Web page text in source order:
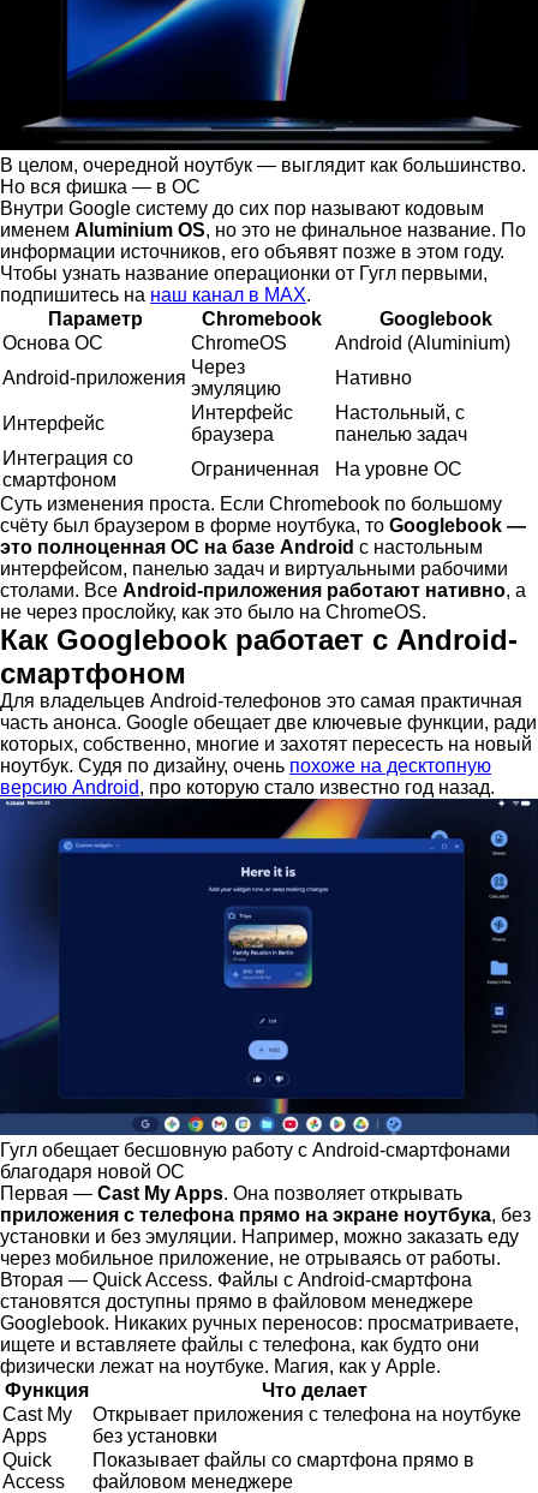
В целом, очередной ноутбук — выглядит как большинство.
Но вся фишка — в ОС
Внутри Google систему до сих пор называют кодовым
именем Aluminium OS, но это не финальное название. По
информации источников, его объявят позже в этом году.
Чтобы узнать название операционки от Гугл первыми,
подпишитесь на наш канал в MAX.
Параметр
Chromebook
Googlebook
Основа ОС
ChromeOS
Android (Aluminium)
Android-приложения
Через
эмуляцию
Нативно
Интерфейс
Интерфейс
браузера
Настольный, с
панелью задач
Интеграция со
смартфоном
Ограниченная
На уровне ОС
Суть изменения проста. Если Chromebook по большому
счёту был браузером в форме ноутбука, то Googlebook —
это полноценная ОС на базе Android с настольным
интерфейсом, панелью задач и виртуальными рабочими
столами. Все Android-приложения работают нативно, а
не через прослойку, как это было на ChromeOS.
Как Googlebook работает с Android-
смартфоном
Для владельцев Android-телефонов это самая практичная
часть анонса. Google обещает две ключевые функции, ради
которых, собственно, многие и захотят пересесть на новый
ноутбук. Судя по дизайну, очень похоже на десктопную
версию Android, про которую стало известно год назад.
Гугл обещает бесшовную работу с Android-смартфонами
благодаря новой ОС
Первая — Cast My Apps. Она позволяет открывать
приложения с телефона прямо на экране ноутбука, без
установки и без эмуляции. Например, можно заказать еду
через мобильное приложение, не отрываясь от работы.
Вторая — Quick Access. Файлы с Android-смартфона
становятся доступны прямо в файловом менеджере
Googlebook. Никаких ручных переносов: просматриваете,
ищете и вставляете файлы с телефона, как будто они
физически лежат на ноутбуке. Магия, как у Apple.
Функция
Что делает
Cast My
Apps
Открывает приложения с телефона на ноутбуке
без установки
Quick
Access
Показывает файлы со смартфона прямо в
файловом менеджере